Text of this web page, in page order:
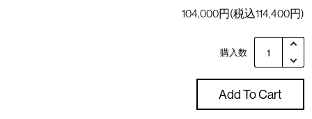
104,000円(税込114,400円)
購入数
Add To Cart